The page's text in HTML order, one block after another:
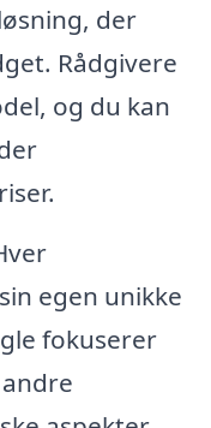
der
Rådgivere
og du kan
egen unikke
fokuserer